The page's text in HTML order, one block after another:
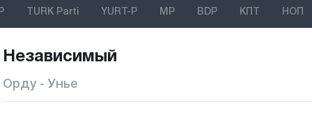
TURK Parti YURT-P MP BDP КПТ НОП
Независимый
Орду - Унье